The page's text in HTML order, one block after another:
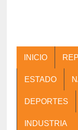
INICIO
ESTADO
DEPORTES
INDUSTRIA